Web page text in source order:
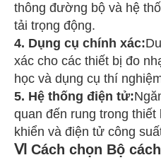
thông đường bộ và hệ
tải trọng động.
4. Dụng cụ chính xác:
xác cho các thiết bị đo
học và dụng cụ thí
5. Hệ thống điện tử:
quan đến rung trong
khiển và điện tử công
Ⅵ Cách chọn Bộ